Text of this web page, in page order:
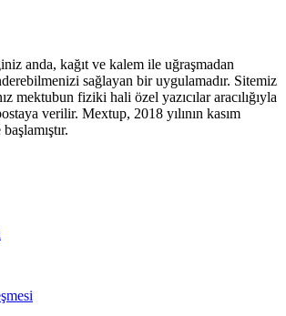
anda, kağıt ve kalem ile uğraşmadan
sağlayan bir uygulamadır. Sitemiz
mektubun fiziki hali özel yazıcılar aracılığıyla
verilir. Mextup, 2018 yılının kasım